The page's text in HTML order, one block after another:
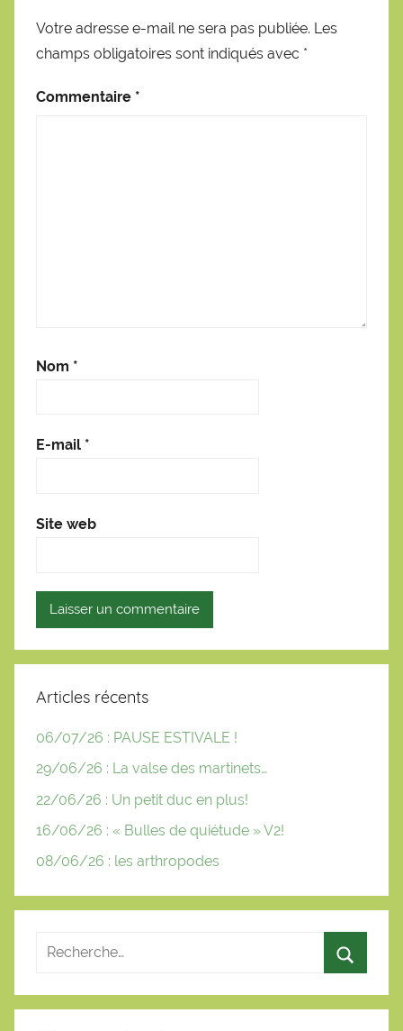
Votre adresse e-mail ne sera pas publiée. Les
champs obligatoires sont indiqués avec *
Commentaire *
Nom *
E-mail *
Site web
Articles récents
06/07/26 : PAUSE ESTIVALE !
29/06/26 : La valse des martinets…
22/06/26 : Un petit duc en plus!
16/06/26 : « Bulles de quiétude » V2!
08/06/26 : les arthropodes